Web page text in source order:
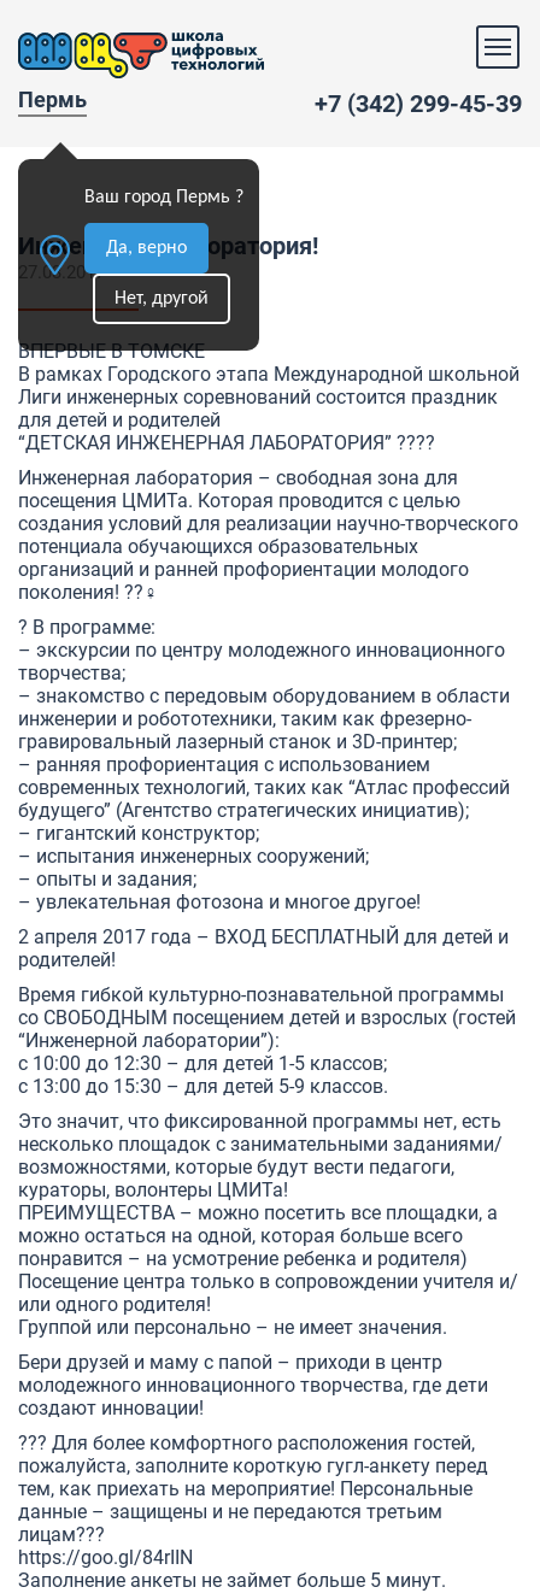
Пермь
Ваш город Пермь ?
Да, верно
Нет, другой
+7 (342) 299-45-39
Инженерная лаборатория!
27.03.2017
ВПЕРВЫЕ В ТОМСКЕ
В рамках Городского этапа Международной школьной
Лиги инженерных соревнований состоится праздник
для детей и родителей
“ДЕТСКАЯ ИНЖЕНЕРНАЯ ЛАБОРАТОРИЯ” ????
Инженерная лаборатория – свободная зона для
посещения ЦМИТа. Которая проводится с целью
создания условий для реализации научно-творческого
потенциала обучающихся образовательных
организаций и ранней профориентации молодого
поколения! ??‍♀️
? В программе:
– экскурсии по центру молодежного инновационного
творчества;
– знакомство с передовым оборудованием в области
инженерии и робототехники, таким как фрезерно-
гравировальный лазерный станок и 3D-принтер;
– ранняя профориентация с использованием
современных технологий, таких как “Атлас профессий
будущего” (Агентство стратегических инициатив);
– гигантский конструктор;
– испытания инженерных сооружений;
– опыты и задания;
– увлекательная фотозона и многое другое!
2 апреля 2017 года – ВХОД БЕСПЛАТНЫЙ для детей и
родителей!
Время гибкой культурно-познавательной программы
со СВОБОДНЫМ посещением детей и взрослых (гостей
“Инженерной лаборатории”):
с 10:00 до 12:30 – для детей 1-5 классов;
с 13:00 до 15:30 – для детей 5-9 классов.
Это значит, что фиксированной программы нет, есть
несколько площадок с занимательными заданиями/
возможностями, которые будут вести педагоги,
кураторы, волонтеры ЦМИТа!
ПРЕИМУЩЕСТВА – можно посетить все площадки, а
можно остаться на одной, которая больше всего
понравится – на усмотрение ребенка и родителя)
Посещение центра только в сопровождении учителя и/
или одного родителя!
Группой или персонально – не имеет значения.
Бери друзей и маму с папой – приходи в центр
молодежного инновационного творчества, где дети
создают инновации!
??? Для более комфортного расположения гостей,
пожалуйста, заполните короткую гугл-анкету перед
тем, как приехать на мероприятие! Персональные
данные – защищены и не передаются третьим
лицам???
https://goo.gl/84rIIN
Заполнение анкеты не займет больше 5 минут.